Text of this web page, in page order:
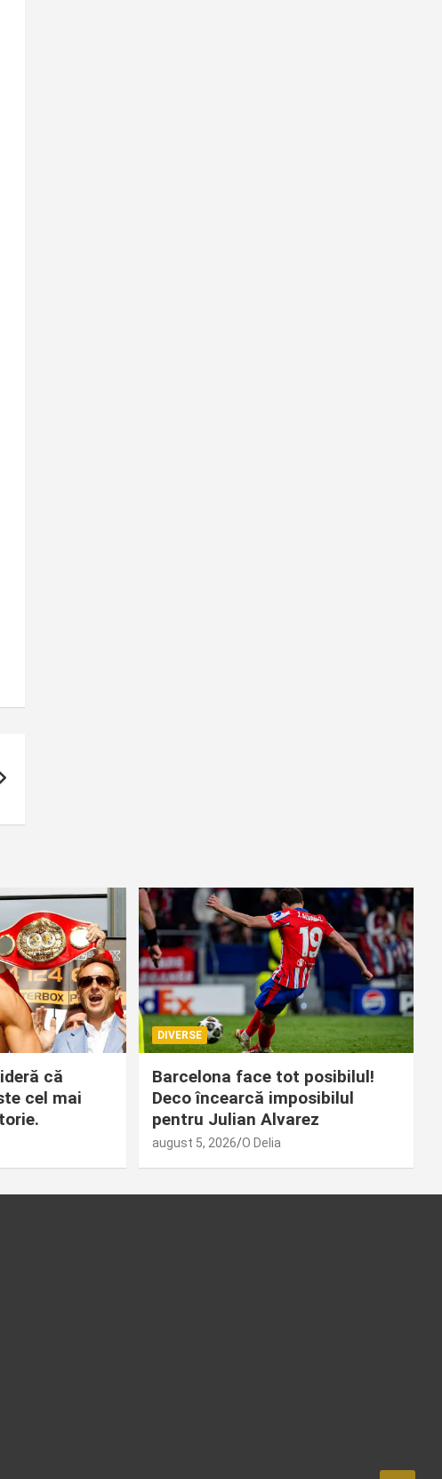
că
cel mai
DIVERSE
Barcelona face tot posibilul!
Deco încearcă imposibilul
pentru Julian Alvarez
august 5, 2026 O Delia